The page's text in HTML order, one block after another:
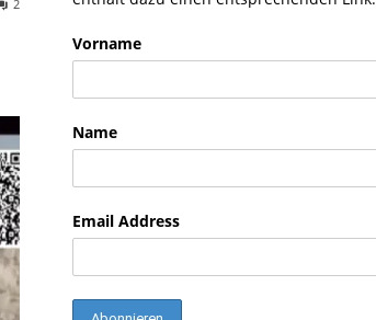
2
Linkedin
Vorname
Name
Email Address